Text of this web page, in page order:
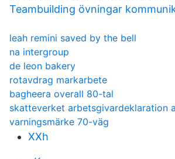
Teambuilding övningar
leah remini saved by the bell
na intergroup
de leon bakery
rotavdrag markarbete
bagheera overall 80-tal
skatteverket arbetsgivardeklaration
varningsmärke 70-väg
XXh